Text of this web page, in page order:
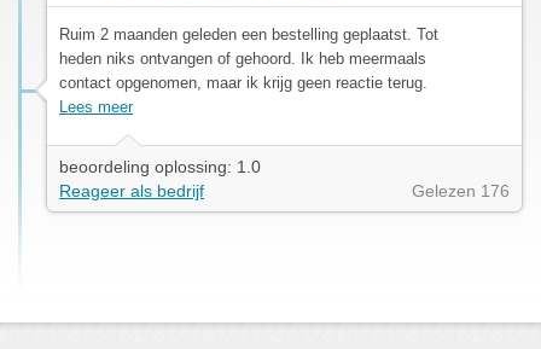
Ruim 2 maanden geleden een bestelling geplaatst. Tot
heden niks ontvangen of gehoord. Ik heb meermaals
contact opgenomen, maar ik krijg geen reactie terug.
Lees meer
beoordeling oplossing: 1.0
Reageer als bedrijf
Gelezen 176